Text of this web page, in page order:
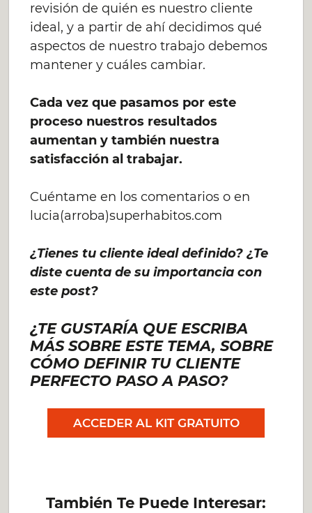
revisión de quién es nuestro cliente
ideal, y a partir de ahí decidimos qué
aspectos de nuestro trabajo debemos
mantener y cuáles cambiar.
Cada vez que pasamos por este
proceso nuestros resultados
aumentan y también nuestra
satisfacción al trabajar.
Cuéntame en los comentarios o en
lucia(arroba)superhabitos.com
¿Tienes tu cliente ideal definido? ¿Te
diste cuenta de su importancia con
este post?
¿TE GUSTARÍA QUE ESCRIBA
MÁS SOBRE ESTE TEMA, SOBRE
CÓMO DEFINIR TU CLIENTE
PERFECTO PASO A PASO?
ACCEDER AL KIT GRATUITO
También Te Puede Interesar: